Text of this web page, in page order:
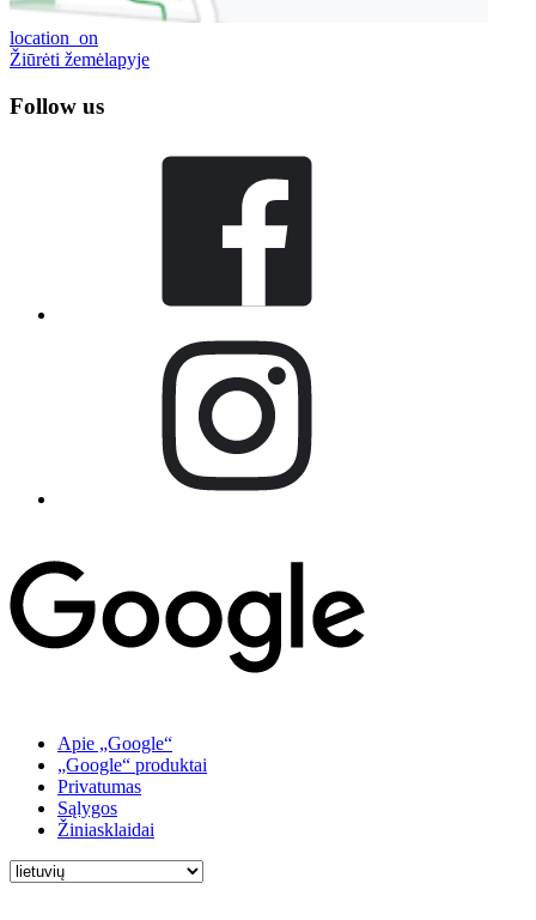
location_on
Žiūrėti žemėlapyje
Follow us
Apie „Google“
„Google“ produktai
Privatumas
Sąlygos
Žiniasklaidai